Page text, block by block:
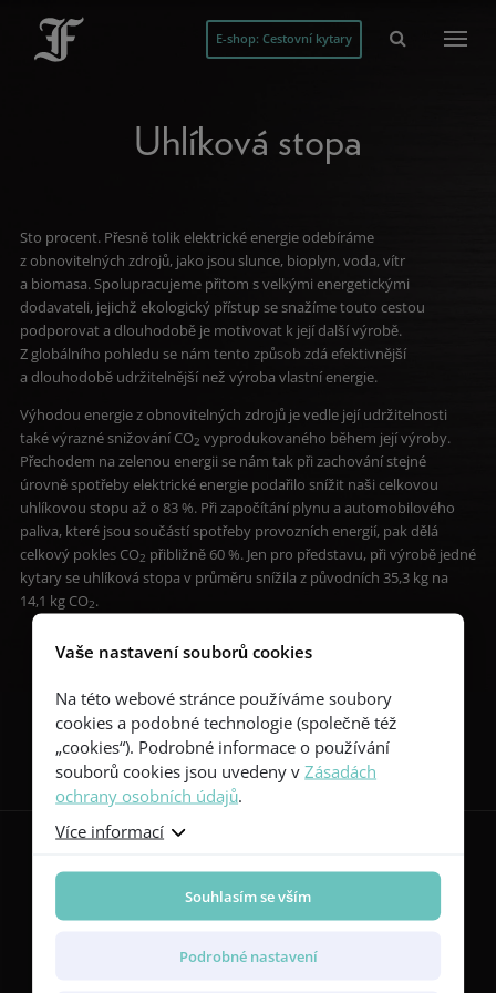
E-shop: Cestovní kytary
Uhlíková stopa
Sto procent. Přesně tolik elektrické energie odebíráme
z obnovitelných zdrojů, jako jsou slunce, bioplyn, voda, vítr
a biomasa. Spolupracujeme přitom s velkými energetickými
dodavateli, jejichž ekologický přístup se snažíme touto cestou
podporovat a dlouhodobě je motivovat k její další výrobě.
Z globálního pohledu se nám tento způsob zdá efektivnější
a dlouhodobě udržitelnější než výroba vlastní energie.
Výhodou energie z obnovitelných zdrojů je vedle její udržitelnosti
také výrazné snižování CO2 vyprodukovaného během její výroby.
Přechodem na zelenou energii se nám tak při zachování stejné
úrovně spotřeby elektrické energie podařilo snížit naši celkovou
uhlíkovou stopu až o 83 %. Při započítání plynu a automobilového
paliva, které jsou součástí spotřeby provozních energií, pak dělá
celkový pokles CO2 přibližně 60 %. Jen pro představu, při výrobě jedné
kytary se uhlíková stopa v průměru snížila z původních 35,3 kg na
14,1 kg CO2.
Sledujte nás
Kytary
Yellow Series
Vaše nastavení souborů cookies
Na této webové stránce používáme soubory
cookies a podobné technologie (společně též
„cookies“). Podrobné informace o používání
souborů cookies jsou uvedeny vZásadách
ochrany osobních údajů.
Více informací
Souhlasím se vším
Podrobné nastavení